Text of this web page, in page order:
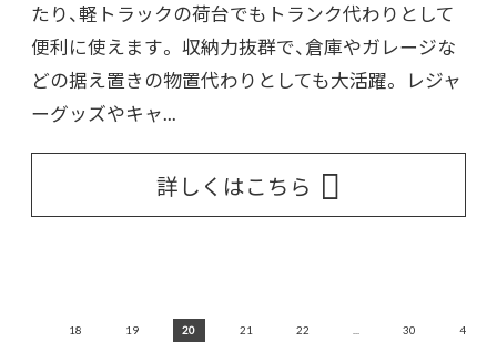
たり、軽トラックの荷台でもトランク代わりとして
便利に使えます。 収納力抜群で、倉庫やガレージな
どの据え置きの物置代わりとしても大活躍。 レジャ
ーグッズやキャ...
詳しくはこちら
18 19 20 21 22 ... 30 40